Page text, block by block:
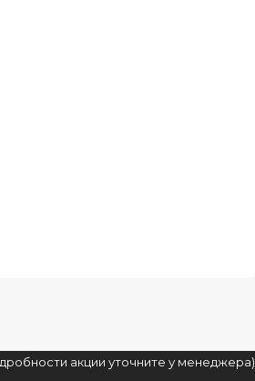
акции уточните у менеджера)